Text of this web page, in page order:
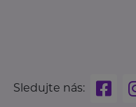
Sledujte nás: